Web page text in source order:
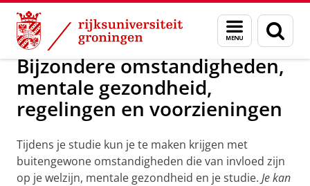
Skip
Content
Skip
Navigation
Menu
en
zoeken
Over ons Studieadviseurs
Bijzondere omstandigheden,
mentale gezondheid,
regelingen en voorzieningen
Tijdens je studie kun je te maken krijgen met
buitengewone omstandigheden die van invloed zijn
op je welzijn, mentale gezondheid en je studie. Je kan